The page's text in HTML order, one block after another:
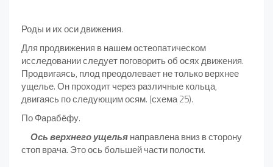
Роды и их оси движения.
Для продвижения в нашем остеопатическом
исследовании следует поговорить об осях движения.
Продвигаясь, плод преодолевает не только верхнее
ущелье. Он проходит через различные кольца,
двигаясь по следующим осям. (схема 25).
По Фарабёфу.
Ось верхнего ущельянаправлена вниз в сторону
стоп врача. Это ось большей части полости.